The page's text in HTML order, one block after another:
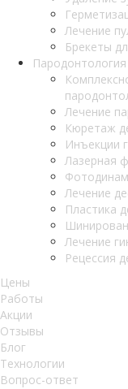
Лечение
Брекеты
Пародонтология
Лечение
Кюретаж
Инъекции
Лазерная
Лечение
Пластика
Лечение
Рецессия
Цены
Работы
Акции
Отзывы
Блог
Технологии
Вопрос-ответ